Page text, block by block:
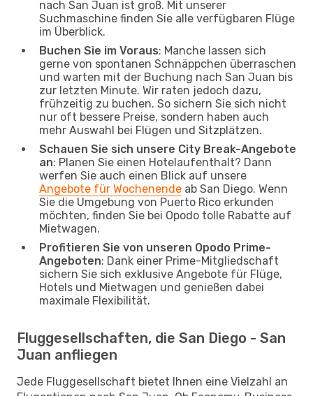
nach San Juan ist groß. Mit unserer
Suchmaschine finden Sie alle verfügbaren Flüge
im Überblick.
Buchen Sie im Voraus: Manche lassen sich
gerne von spontanen Schnäppchen überraschen
und warten mit der Buchung nach San Juan bis
zur letzten Minute. Wir raten jedoch dazu,
frühzeitig zu buchen. So sichern Sie sich nicht
nur oft bessere Preise, sondern haben auch
mehr Auswahl bei Flügen und Sitzplätzen.
Schauen Sie sich unsere City Break-Angebote
an: Planen Sie einen Hotelaufenthalt? Dann
werfen Sie auch einen Blick auf unsere
Angebote für Wochenende ab San Diego. Wenn
Sie die Umgebung von Puerto Rico erkunden
möchten, finden Sie bei Opodo tolle Rabatte auf
Mietwagen.
Profitieren Sie von unseren Opodo Prime-
Angeboten: Dank einer Prime-Mitgliedschaft
sichern Sie sich exklusive Angebote für Flüge,
Hotels und Mietwagen und genießen dabei
maximale Flexibilität.
Fluggesellschaften, die San Diego - San
Juan anfliegen
Jede Fluggesellschaft bietet Ihnen eine Vielzahl an